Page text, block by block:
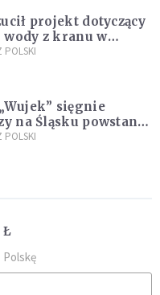
projekt dotyczący
wody z kranu w
POLSKI
sięgnie
na Śląsku powstanie
POLSKI
Polskę